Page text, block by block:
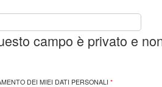
campo è privato e
DEI MIEI DATI PERSONALI *